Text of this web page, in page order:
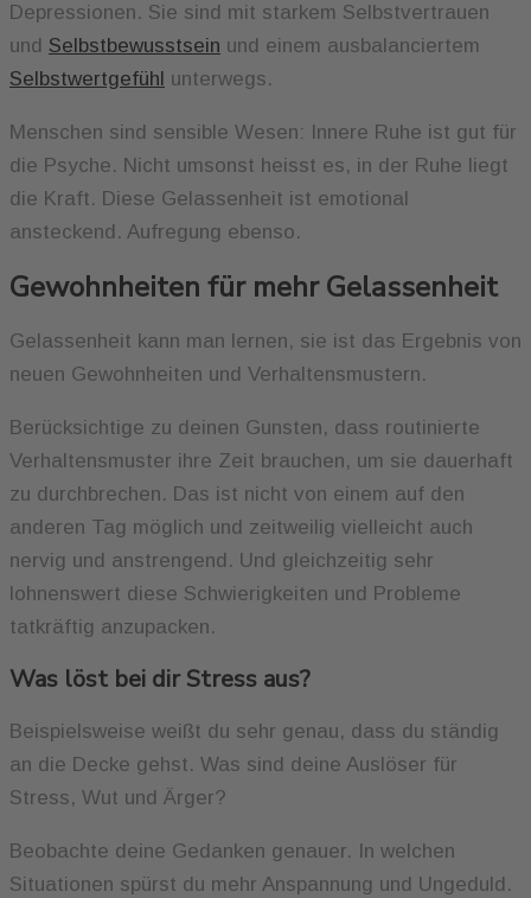
Depressionen. Sie sind mit starkem Selbstvertrauen
und Selbstbewusstsein und einem ausbalanciertem
Selbstwertgefühl unterwegs.
Menschen sind sensible Wesen: Innere Ruhe ist gut für
die Psyche. Nicht umsonst heisst es, in der Ruhe liegt
die Kraft. Diese Gelassenheit ist emotional
ansteckend. Aufregung ebenso.
Gewohnheiten für mehr Gelassenheit
Gelassenheit kann man lernen, sie ist das Ergebnis von
neuen Gewohnheiten und Verhaltensmustern.
Berücksichtige zu deinen Gunsten, dass routinierte
Verhaltensmuster ihre Zeit brauchen, um sie dauerhaft
zu durchbrechen. Das ist nicht von einem auf den
anderen Tag möglich und zeitweilig vielleicht auch
nervig und anstrengend. Und gleichzeitig sehr
lohnenswert diese Schwierigkeiten und Probleme
tatkräftig anzupacken.
Was löst bei dir Stress aus?
Beispielsweise weißt du sehr genau, dass du ständig
an die Decke gehst. Was sind deine Auslöser für
Stress, Wut und Ärger?
Beobachte deine Gedanken genauer. In welchen
Situationen spürst du mehr Anspannung und Ungeduld.